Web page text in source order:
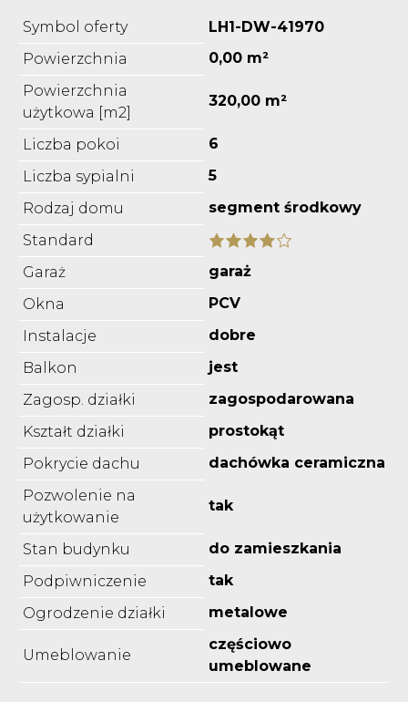
Symbol oferty
LH1-DW-41970
Powierzchnia
0,00 m²
Powierzchnia
użytkowa [m2]
320,00 m²
Liczba pokoi
6
Liczba sypialni
5
Rodzaj domu
segment środkowy
Standard
Garaż
garaż
Okna
PCV
Instalacje
dobre
Balkon
jest
Zagosp. działki
zagospodarowana
Kształt działki
prostokąt
Pokrycie dachu
dachówka ceramiczna
Pozwolenie na
użytkowanie
tak
Stan budynku
do zamieszkania
Podpiwniczenie
tak
Ogrodzenie działki
metalowe
Umeblowanie
częściowo
umeblowane